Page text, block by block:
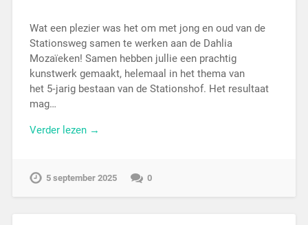
Wat een plezier was het om met jong en oud van de
Stationsweg samen te werken aan de Dahlia
Mozaïeken! Samen hebben jullie een prachtig
kunstwerk gemaakt, helemaal in het thema van
het 5‑jarig bestaan van de Stationshof. Het resultaat
mag…
Verder lezen →
5 september 2025 0